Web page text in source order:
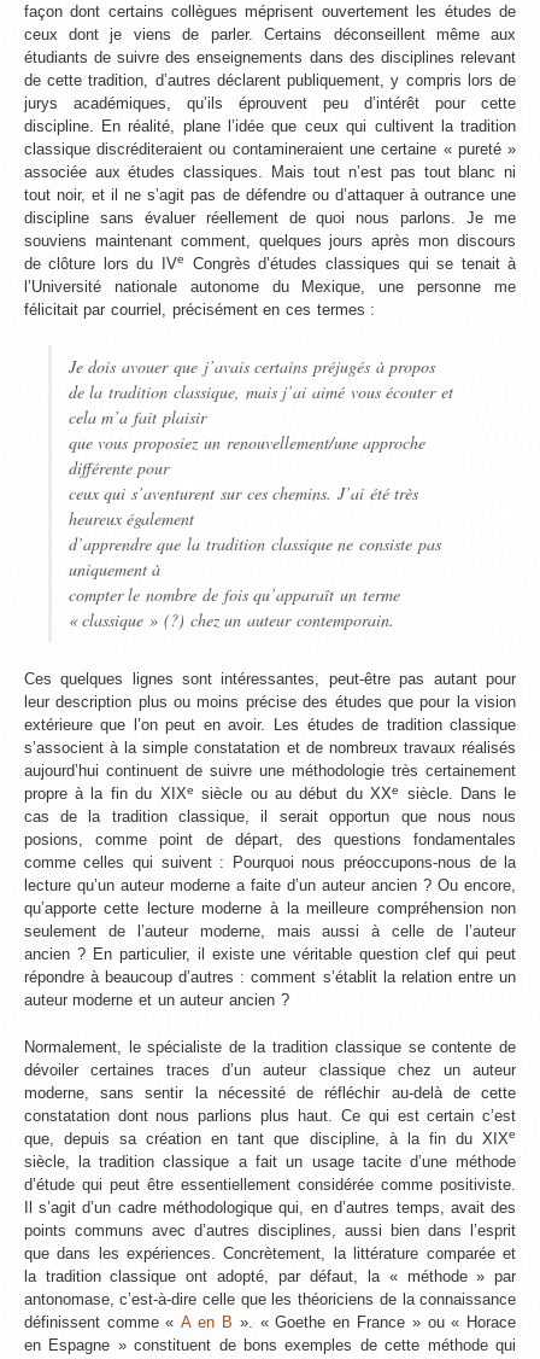
façon dont certains collègues méprisent ouvertement les études de
ceux dont je viens de parler. Certains déconseillent même aux
étudiants de suivre des enseignements dans des disciplines relevant
de cette tradition, d’autres déclarent publiquement, y compris lors de
jurys académiques, qu’ils éprouvent peu d’intérêt pour cette
discipline. En réalité, plane l’idée que ceux qui cultivent la tradition
classique discréditeraient ou contamineraient une certaine « pureté »
associée aux études classiques. Mais tout n’est pas tout blanc ni
tout noir, et il ne s’agit pas de défendre ou d’attaquer à outrance une
discipline sans évaluer réellement de quoi nous parlons. Je me
souviens maintenant comment, quelques jours après mon discours
de clôture lors du IVe
Congrès d’études classiques qui se tenait à
l’Université nationale autonome du Mexique, une personne me
félicitait par courriel, précisément en ces termes :
Je dois avouer que j’avais certains préjugés à propos
de la tradition classique, mais j’ai aimé vous écouter et
cela m’a fait plaisir
que vous proposiez un renouvellement/une approche
différente pour
ceux qui s’aventurent sur ces chemins. J’ai été très
heureux également
d’apprendre que la tradition classique ne consiste pas
uniquement à
compter le nombre de fois qu’apparaît un terme
« classique » (?) chez un auteur contemporain.
Ces quelques lignes sont intéressantes, peut-être pas autant pour
leur description plus ou moins précise des études que pour la vision
extérieure que l’on peut en avoir. Les études de tradition classique
s’associent à la simple constatation et de nombreux travaux réalisés
aujourd’hui continuent de suivre une méthodologie très certainement
propre à la fin du XIXe siècle ou au début du XXe
siècle. Dans le
cas de la tradition classique, il serait opportun que nous nous
posions, comme point de départ, des questions fondamentales
comme celles qui suivent : Pourquoi nous préoccupons-nous de la
lecture qu’un auteur moderne a faite d’un auteur ancien ? Ou encore,
qu’apporte cette lecture moderne à la meilleure compréhension non
seulement de l’auteur moderne, mais aussi à celle de l’auteur
ancien ? En particulier, il existe une véritable question clef qui peut
répondre à beaucoup d’autres : comment s’établit la relation entre un
auteur moderne et un auteur ancien ?
Normalement, le spécialiste de la tradition classique se contente de
dévoiler certaines traces d’un auteur classique chez un auteur
moderne, sans sentir la nécessité de réfléchir au-delà de cette
constatation dont nous parlions plus haut. Ce qui est certain c’est
que, depuis sa création en tant que discipline, à la fin du XIXe
siècle, la tradition classique a fait un usage tacite d’une méthode
d’étude qui peut être essentiellement considérée comme positiviste.
Il s’agit d’un cadre méthodologique qui, en d’autres temps, avait des
points communs avec d’autres disciplines, aussi bien dans l’esprit
que dans les expériences. Concrètement, la littérature comparée et
la tradition classique ont adopté, par défaut, la « méthode » par
antonomase, c’est-à-dire celle que les théoriciens de la connaissance
définissent comme «A en B ». « Goethe en France » ou « Horace
en Espagne » constituent de bons exemples de cette méthode qui